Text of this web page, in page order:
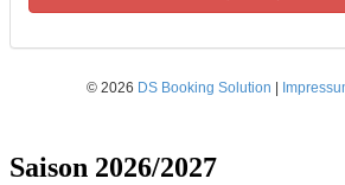
Saison 2026/2027